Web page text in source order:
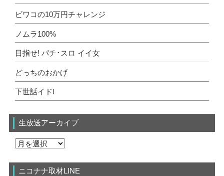
ビワコの10万円チャレンジ
ノムラ100%
目指せ! パチ･スロ イイ女
どっちのおかげ
下世話イド!
生放送アーカイブ
ニコナナ取材LINE